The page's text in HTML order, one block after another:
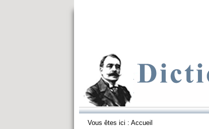
Vous êtes ici : Accueil